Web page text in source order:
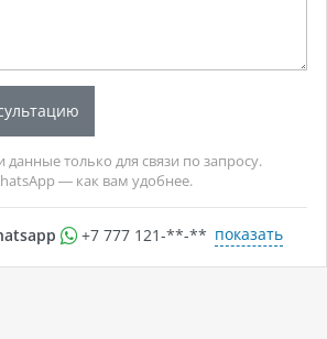
только для связи по запросу.
— как вам удобнее.
+7 777 121-**-** показать